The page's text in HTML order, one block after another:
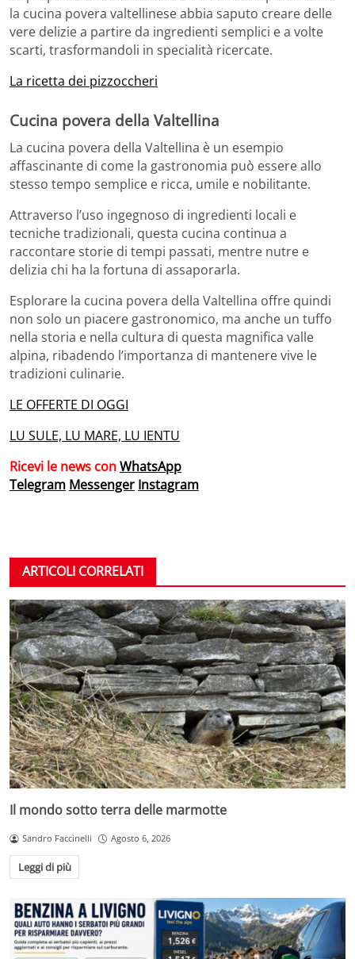
la cucina povera valtellinese abbia saputo creare delle
vere delizie a partire da ingredienti semplici e a volte
scarti, trasformandoli in specialità ricercate.
La ricetta dei pizzoccheri
Cucina povera della Valtellina
La cucina povera della Valtellina è un esempio
affascinante di come la gastronomia può essere allo
stesso tempo semplice e ricca, umile e nobilitante.
Attraverso l’uso ingegnoso di ingredienti locali e
tecniche tradizionali, questa cucina continua a
raccontare storie di tempi passati, mentre nutre e
delizia chi ha la fortuna di assaporarla.
Esplorare la cucina povera della Valtellina offre quindi
non solo un piacere gastronomico, ma anche un tuffo
nella storia e nella cultura di questa magnifica valle
alpina, ribadendo l’importanza di mantenere vive le
tradizioni culinarie.
LE OFFERTE DI OGGI
LU SULE, LU MARE, LU IENTU
Ricevi le news conWhatsApp
Telegram Messenger Instagram
ARTICOLI CORRELATI
Il mondo sotto terra delle marmotte
Sandro Faccinelli Agosto 6, 2026
Leggi di più